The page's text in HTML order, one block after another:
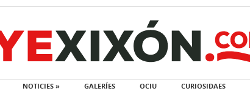
NOTICIES » GALERÍES OCIU CURIOSIDAES